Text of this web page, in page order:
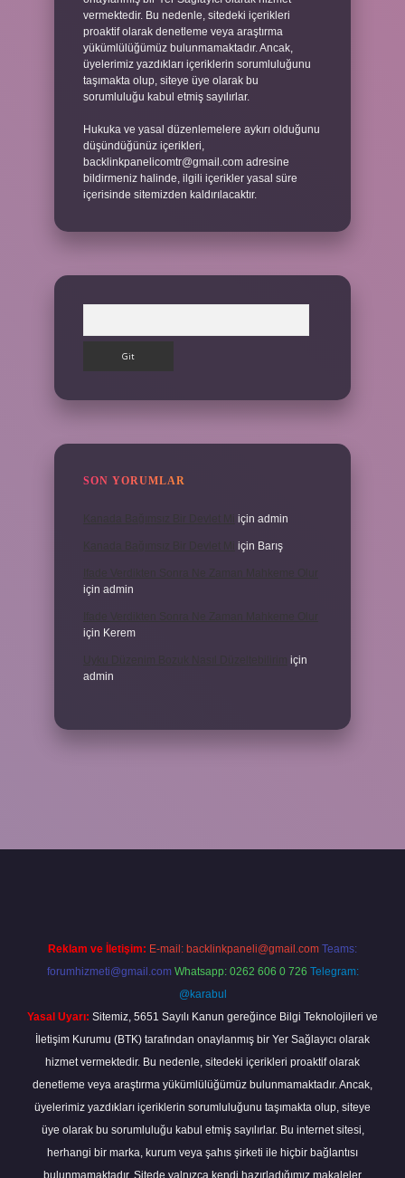
vermektedir. Bu nedenle, sitedeki içerikleri
proaktif olarak denetleme veya araştırma
yükümlülüğümüz bulunmamaktadır. Ancak,
üyelerimiz yazdıkları içeriklerin sorumluluğunu
taşımakta olup, siteye üye olarak bu
sorumluluğu kabul etmiş sayılırlar.
Hukuka ve yasal düzenlemelere aykırı olduğunu
düşündüğünüz içerikleri,
backlinkpanelicomtr@gmail.com adresine
bildirmeniz halinde, ilgili içerikler yasal süre
içerisinde sitemizden kaldırılacaktır.
SON YORUMLAR
için admin
için Barış
için admin
için Kerem
için
admin
Reklam ve İletişim: E-mail: backlinkpaneli@gmail.com Teams:
forumhizmeti@gmail.com Whatsapp: 0262 606 0 726 Telegram:
@karabul
Yasal Uyarı: Sitemiz, 5651 Sayılı Kanun gereğince Bilgi Teknolojileri ve
İletişim Kurumu (BTK) tarafından onaylanmış bir Yer Sağlayıcı olarak
hizmet vermektedir. Bu nedenle, sitedeki içerikleri proaktif olarak
denetleme veya araştırma yükümlülüğümüz bulunmamaktadır. Ancak,
üyelerimiz yazdıkları içeriklerin sorumluluğunu taşımakta olup, siteye
üye olarak bu sorumluluğu kabul etmiş sayılırlar. Bu internet sitesi,
herhangi bir marka, kurum veya şahıs şirketi ile hiçbir bağlantısı
bulunmamaktadır. Sitede yalnızca kendi hazırladığımız makaleler